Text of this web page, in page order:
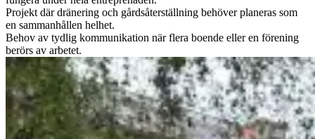
Projekt där dränering och gårdsåterställning behöver planeras som
en sammanhållen helhet.
Behov av tydlig kommunikation när flera boende eller en förening
berörs av arbetet.